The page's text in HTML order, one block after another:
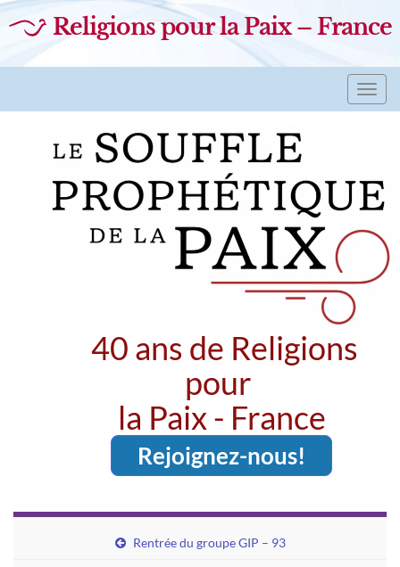
Religions pour la Paix – France
40 ans de Religions
pour
la Paix - France
Rejoignez-nous!
Rentrée du groupe GIP – 93